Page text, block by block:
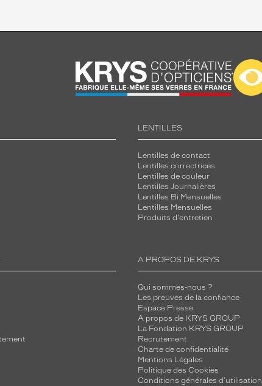
LENTILLES
Lentilles de contact
Lentilles correctrices
Lentilles de couleur
Lentilles Journalières
Lentilles Bi Mensuelles
Lentilles Mensuelles
Produits d'entretien
A PROPOS DE KRYS
Qui sommes-nous ?
Les preuves de la confiance
Espace Presse
A propos de KRYS GROUP
La Fondation KRYS GROUP
Recrutement
Charte de confidentialité
Mentions Légales
Politique des Cookies
Conditions générales d'utilisation